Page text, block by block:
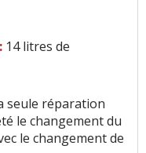
14 litres de
seule réparation
le changement du
le changement de